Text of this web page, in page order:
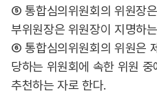
⑤ 통합심의위원회의 위원장
부위원장은 위원장이 지명하
⑥ 통합심의위원회의 위원은
당하는 위원회에 속한 위원 중
추천하는 자로 한다.